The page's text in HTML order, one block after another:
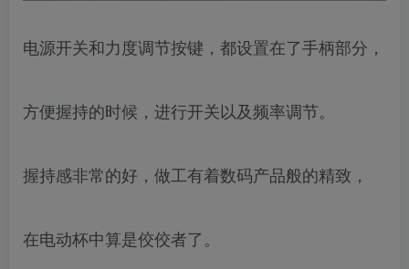
电源开关和力度调节按键，都设置在了手柄部分，
方便握持的时候，进行开关以及频率调节。
握持感非常的好，做工有着数码产品般的精致，
在电动杯中算是佼佼者了。